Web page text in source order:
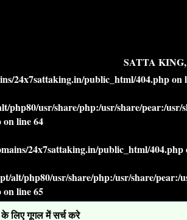
SATTA
24x7sattaking.in/public_html/404.phpon
php80/usr/share/php:/usr/share/pear:/usr/
on line64
24x7sattaking.in/public_html/404.php
alt/php80/usr/share/php:/usr/share/pear:/
on line65
लिए गूगल में सर्च करे